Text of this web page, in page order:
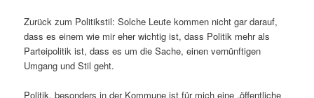
Zurück zum Politikstil: Solche Leute kommen nicht gar darauf,
dass es einem wie mir eher wichtig ist, dass Politik mehr als
Parteipolitik ist, dass es um die Sache, einen vernünftigen
Umgang und Stil geht.
Politik, besonders in der Kommune ist für mich eine „öffentliche